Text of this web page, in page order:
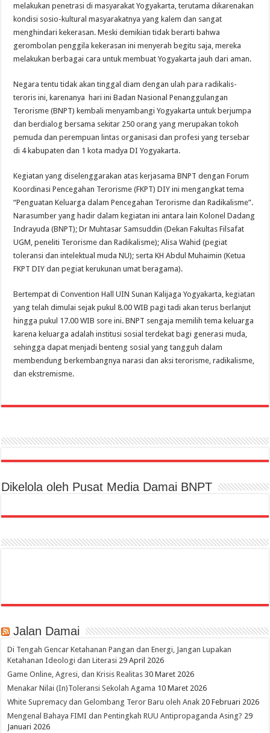
melakukan penetrasi di masyarakat Yogyakarta, terutama dikarenakan
kondisi sosio-kultural masyarakatnya yang kalem dan sangat
menghindari kekerasan. Meski demikian tidak berarti bahwa
gerombolan penggila kekerasan ini menyerah begitu saja, mereka
melakukan berbagai cara untuk membuat Yogyakarta jauh dari aman.
Negara tentu tidak akan tinggal diam dengan ulah para radikalis-
teroris ini, karenanya hari ini Badan Nasional Penanggulangan
Terorisme (BNPT) kembali menyambangi Yogyakarta untuk berjumpa
dan berdialog bersama sekitar 250 orang yang merupakan tokoh
pemuda dan perempuan lintas organisasi dan profesi yang tersebar
di 4 kabupaten dan 1 kota madya DI Yogyakarta.
Kegiatan yang diselenggarakan atas kerjasama BNPT dengan Forum
Koordinasi Pencegahan Terorisme (FKPT) DIY ini mengangkat tema
“Penguatan Keluarga dalam Pencegahan Terorisme dan Radikalisme”.
Narasumber yang hadir dalam kegiatan ini antara lain Kolonel Dadang
Indrayuda (BNPT); Dr Muhtasar Samsuddin (Dekan Fakultas Filsafat
UGM, peneliti Terorisme dan Radikalisme); Alisa Wahid (pegiat
toleransi dan intelektual muda NU); serta KH Abdul Muhaimin (Ketua
FKPT DIY dan pegiat kerukunan umat beragama).
Bertempat di Convention Hall UIN Sunan Kalijaga Yogyakarta, kegiatan
yang telah dimulai sejak pukul 8.00 WIB pagi tadi akan terus berlanjut
hingga pukul 17.00 WIB sore ini. BNPT sengaja memilih tema keluarga
karena keluarga adalah institusi sosial terdekat bagi generasi muda,
sehingga dapat menjadi benteng sosial yang tangguh dalam
membendung berkembangnya narasi dan aksi terorisme, radikalisme,
dan ekstremisme.
Dikelola oleh Pusat Media Damai BNPT
Jalan Damai
Di Tengah Gencar Ketahanan Pangan dan Energi, Jangan Lupakan
Ketahanan Ideologi dan Literasi 29 April 2026
Game Online, Agresi, dan Krisis Realitas 30 Maret 2026
Menakar Nilai (In)Toleransi Sekolah Agama 10 Maret 2026
White Supremacy dan Gelombang Teror Baru oleh Anak 20 Februari 2026
Mengenal Bahaya FIMI dan Pentingkah RUU Antipropaganda Asing? 29
Januari 2026